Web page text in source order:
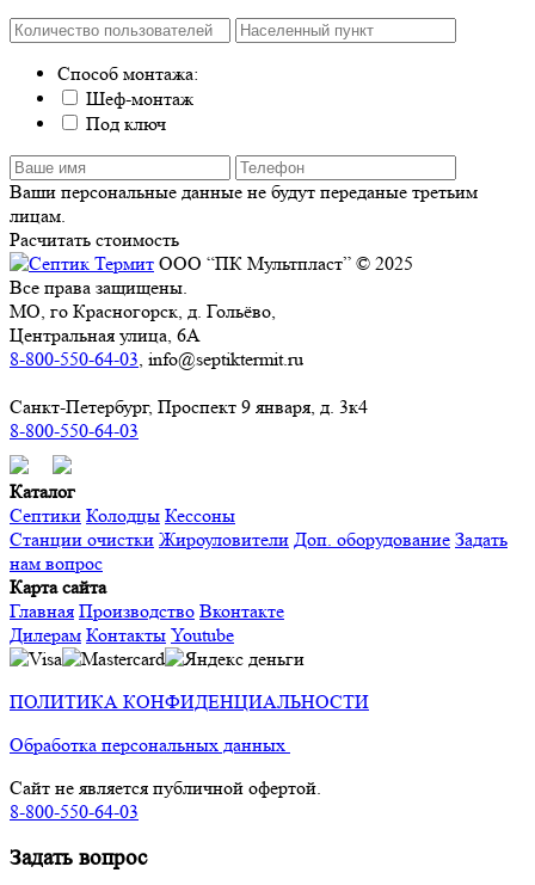
Способ монтажа:
Шеф-монтаж
Под ключ
Ваши персональные данные не будут переданые третьим
лицам.
Расчитать стоимость
ООО “ПК Мультпласт” © 2025
Все права защищены.
МО, го Красногорск, д. Гольёво,
Центральная улица, 6А
8-800-550-64-03 , info@septiktermit.ru
Санкт-Петербург, Проспект 9 января, д. 3к4
8-800-550-64-03
Каталог
Септики Колодцы Кессоны
Станции очистки Жироуловители Доп. оборудование Задать
нам вопрос
Карта сайта
Главная Производство Вконтакте
Дилерам Контакты Youtube
ПОЛИТИКА КОНФИДЕНЦИАЛЬНОСТИ
Обработка персональных данных
Сайт не является публичной офертой.
8-800-550-64-03
Задать вопрос